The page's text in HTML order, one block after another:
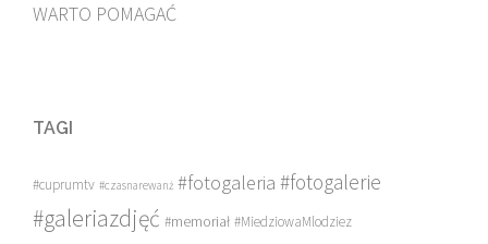
WARTO POMAGAĆ
TAGI
#cuprumtv #czasnarewanż #fotogaleria #fotogalerie
#galeriazdjęć #memoriał #MiedziowaMlodziez